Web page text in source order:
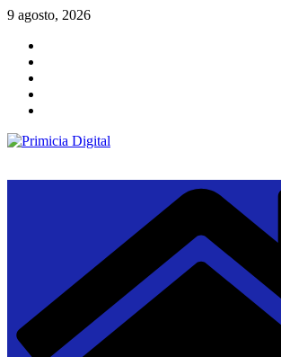
Saltar
contenido
9 agosto, 2026